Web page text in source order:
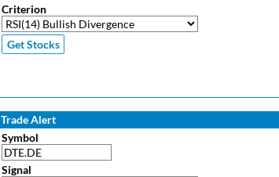
Criterion
Trade Alert
Symbol
Signal